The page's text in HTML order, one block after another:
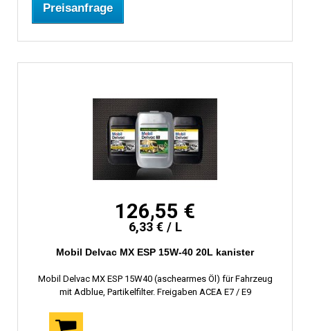
Preisanfrage
126,55 €
6,33 € / L
Mobil Delvac MX ESP 15W-40 20L kanister
Mobil Delvac MX ESP 15W40 (aschearmes Öl) für Fahrzeug
mit Adblue, Partikelfilter. Freigaben ACEA E7 / E9